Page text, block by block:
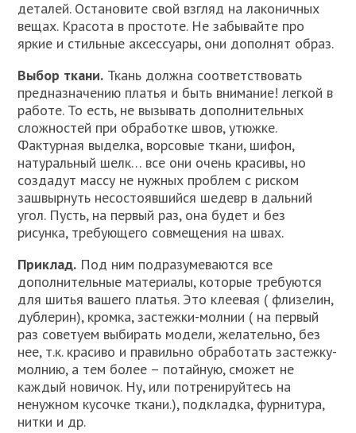
деталей. Остановите свой взгляд на лаконичных
вещах. Красота в простоте. Не забывайте про
яркие и стильные аксессуары, они дополнят образ.
Выбор ткани. Ткань должна соответствовать
предназначению платья и быть внимание! легкой в
работе. То есть, не вызывать дополнительных
сложностей при обработке швов, утюжке.
Фактурная выделка, ворсовые ткани, шифон,
натуральный шелк… все они очень красивы, но
создадут массу не нужных проблем с риском
зашвырнуть несостоявшийся шедевр в дальний
угол. Пусть, на первый раз, она будет и без
рисунка, требующего совмещения на швах.
Приклад. Под ним подразумеваются все
дополнительные материалы, которые требуются
для шитья вашего платья. Это клеевая ( флизелин,
дублерин), кромка, застежки-молнии ( на первый
раз советуем выбирать модели, желательно, без
нее, т.к. красиво и правильно обработать застежку-
молнию, а тем более – потайную, сможет не
каждый новичок. Ну, или потренируйтесь на
ненужном кусочке ткани.), подкладка, фурнитура,
нитки и др.